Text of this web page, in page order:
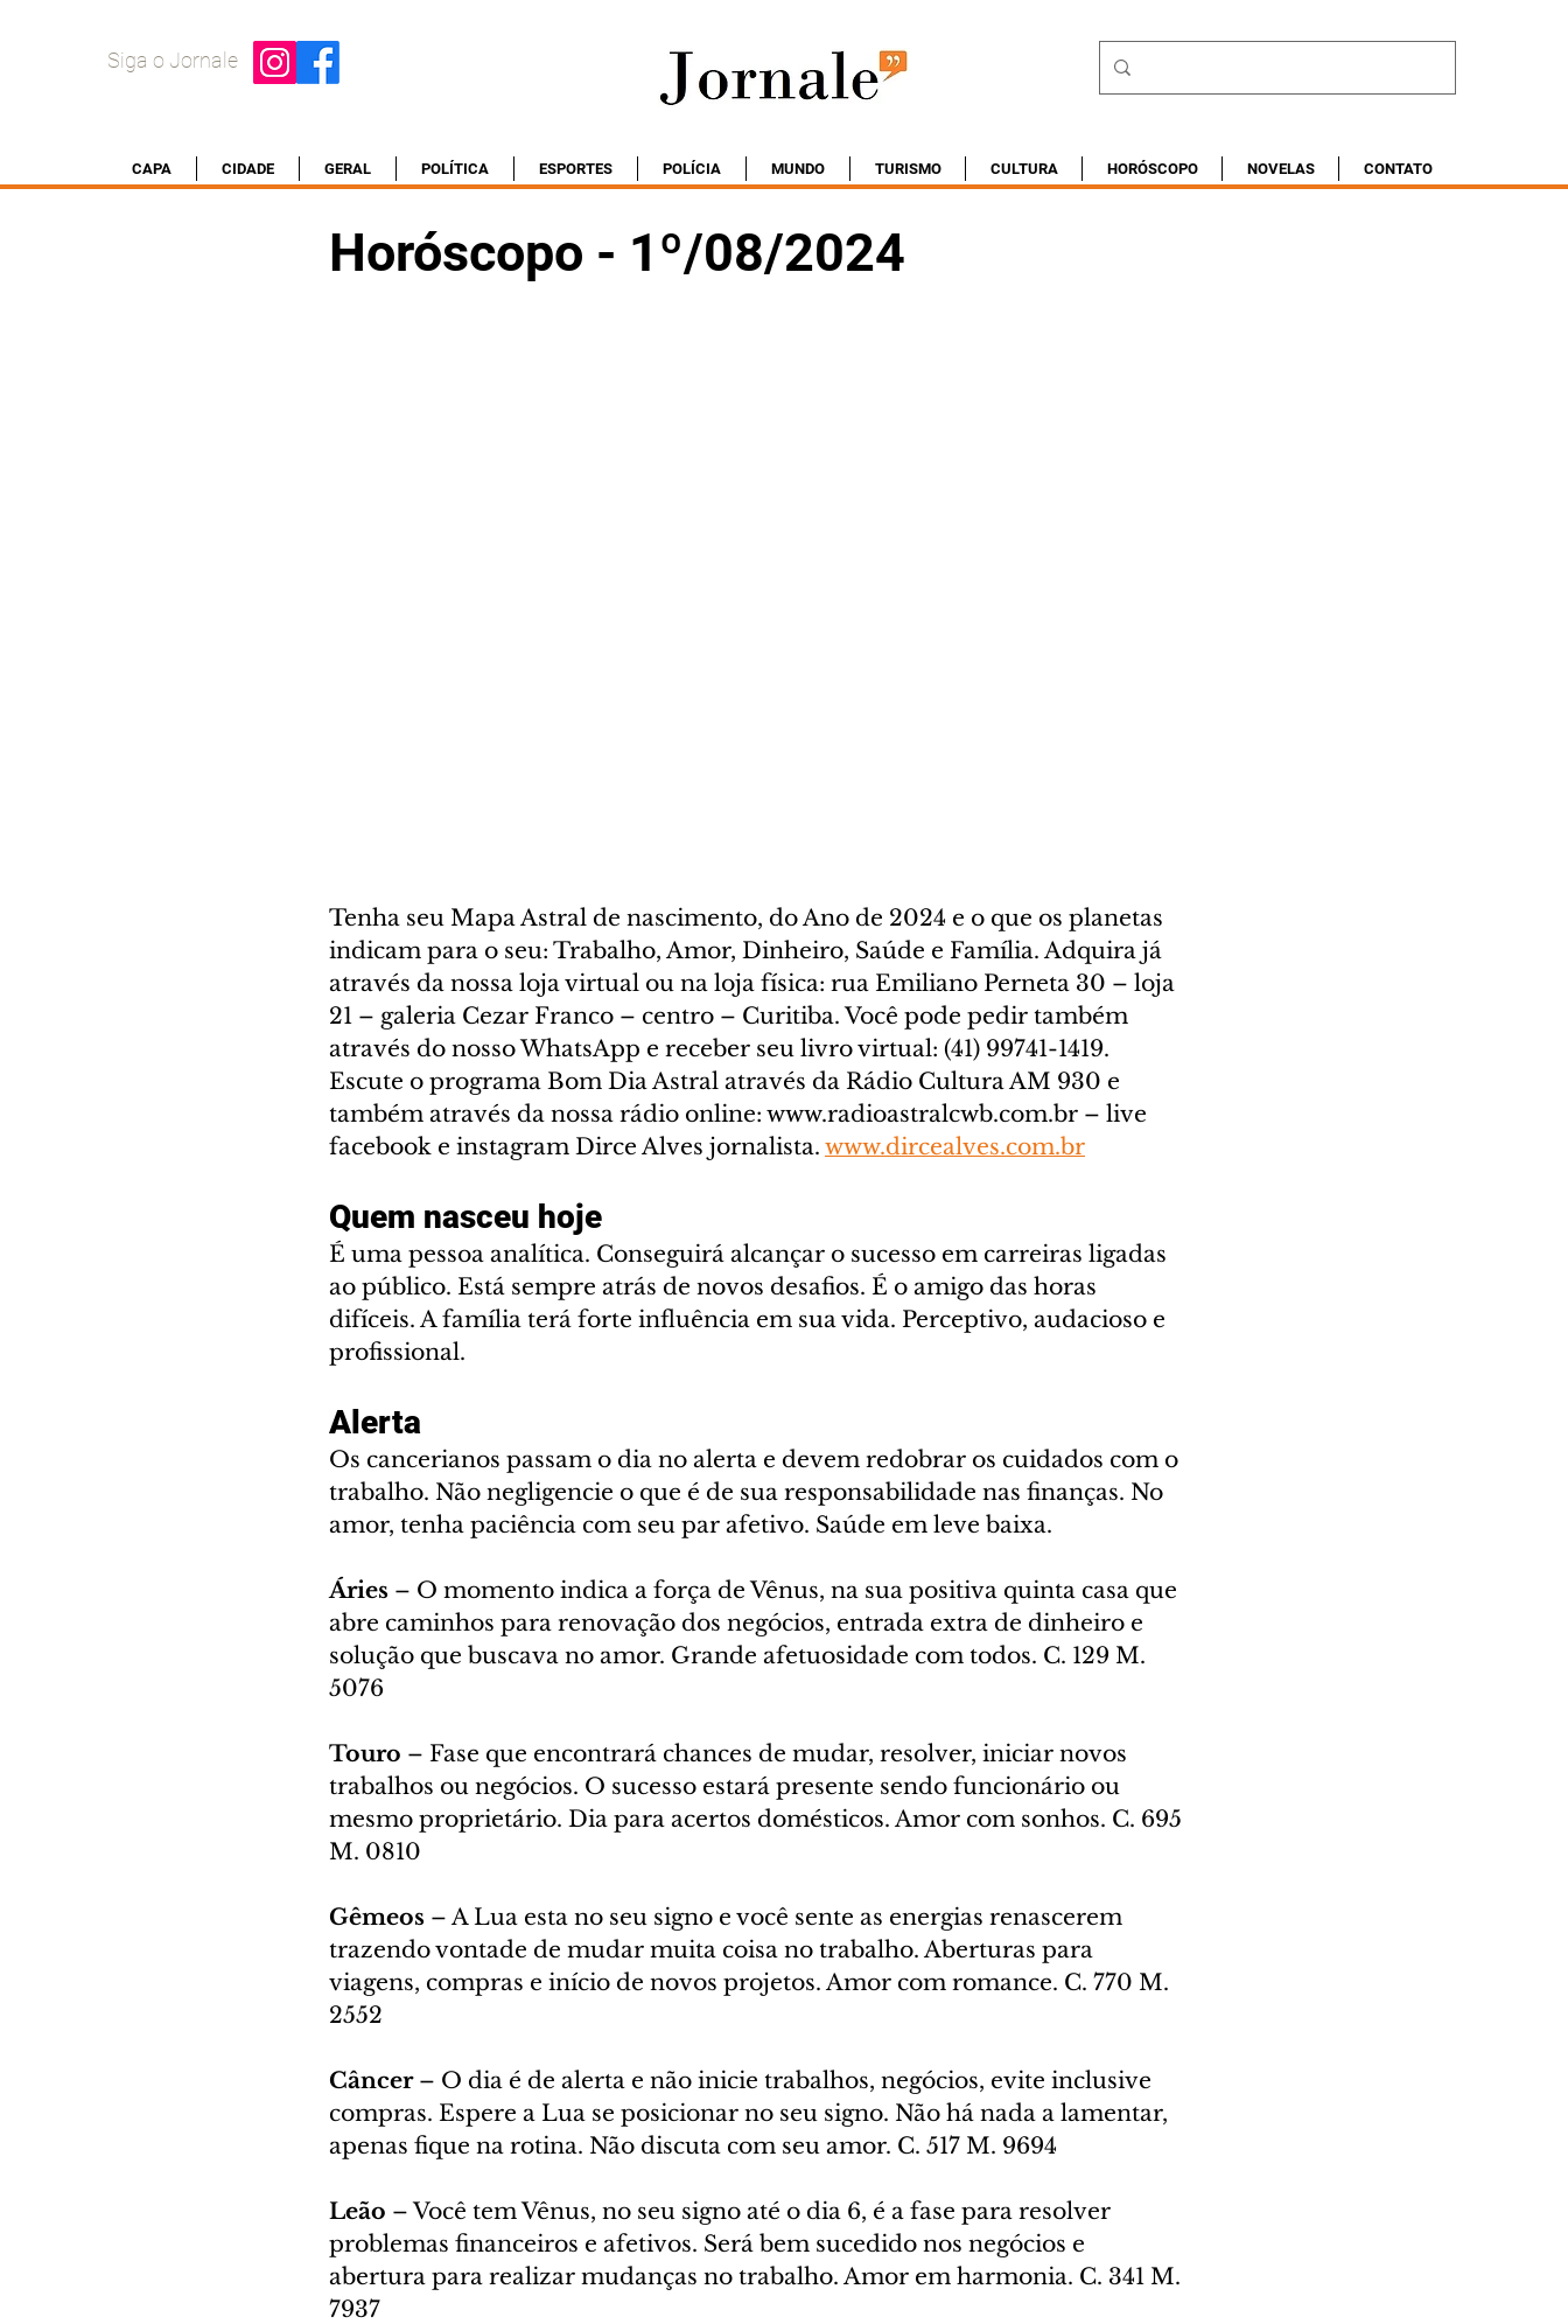
Siga o Jornale
CAPA CIDADE GERAL POLÍTICA ESPORTES POLÍCIA MUNDO TURISMO CULTURA HORÓSCOPO NOVELAS CONTATO
Horóscopo - 1º/08/2024
Tenha seu Mapa Astral de nascimento, do Ano de 2024 e o que os planetas
indicam para o seu: Trabalho, Amor, Dinheiro, Saúde e Família. Adquira já
através da nossa loja virtual ou na loja física: rua Emiliano Perneta 30 – loja
21 – galeria Cezar Franco – centro – Curitiba. Você pode pedir também
através do nosso WhatsApp e receber seu livro virtual: (41) 99741-1419.
Escute o programa Bom Dia Astral através da Rádio Cultura AM 930 e
também através da nossa rádio online: www.radioastralcwb.com.br – live
facebook e instagram Dirce Alves jornalista. www.dircealves.com.br
Quem nasceu hoje
É uma pessoa analítica. Conseguirá alcançar o sucesso em carreiras ligadas
ao público. Está sempre atrás de novos desafios. É o amigo das horas
difíceis. A família terá forte influência em sua vida. Perceptivo, audacioso e
profissional.
Alerta
Os cancerianos passam o dia no alerta e devem redobrar os cuidados com o
trabalho. Não negligencie o que é de sua responsabilidade nas finanças. No
amor, tenha paciência com seu par afetivo. Saúde em leve baixa.
Áries – O momento indica a força de Vênus, na sua positiva quinta casa que
abre caminhos para renovação dos negócios, entrada extra de dinheiro e
solução que buscava no amor. Grande afetuosidade com todos. C. 129 M.
5076
Touro – Fase que encontrará chances de mudar, resolver, iniciar novos
trabalhos ou negócios. O sucesso estará presente sendo funcionário ou
mesmo proprietário. Dia para acertos domésticos. Amor com sonhos. C. 695
M. 0810
Gêmeos – A Lua esta no seu signo e você sente as energias renascerem
trazendo vontade de mudar muita coisa no trabalho. Aberturas para
viagens, compras e início de novos projetos. Amor com romance. C. 770 M.
2552
Câncer – O dia é de alerta e não inicie trabalhos, negócios, evite inclusive
compras. Espere a Lua se posicionar no seu signo. Não há nada a lamentar,
apenas fique na rotina. Não discuta com seu amor. C. 517 M. 9694
Leão – Você tem Vênus, no seu signo até o dia 6, é a fase para resolver
problemas financeiros e afetivos. Será bem sucedido nos negócios e
abertura para realizar mudanças no trabalho. Amor em harmonia. C. 341 M.
7937